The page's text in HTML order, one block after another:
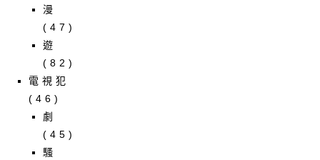
漫
(47)
遊
(82)
電視犯
(46)
劇
(45)
騷